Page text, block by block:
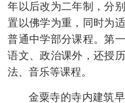
年以后改为二年制，分
置以佛学为重，同时为
普通中学部分课程。第
语文、政治课外，还授
法、音乐等课程。
金粟寺的寺内建筑